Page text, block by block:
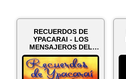
RECUERDOS DE
YPACARAI - LOS
MENSAJEROS DEL
PARAGUAY